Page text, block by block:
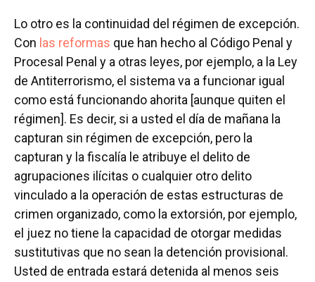
Lo otro es la continuidad del régimen de excepción.
Con las reformas que han hecho al Código Penal y
Procesal Penal y a otras leyes, por ejemplo, a la Ley
de Antiterrorismo, el sistema va a funcionar igual
como está funcionando ahorita [aunque quiten el
régimen]. Es decir, si a usted el día de mañana la
capturan sin régimen de excepción, pero la
capturan y la fiscalía le atribuye el delito de
agrupaciones ilícitas o cualquier otro delito
vinculado a la operación de estas estructuras de
crimen organizado, como la extorsión, por ejemplo,
el juez no tiene la capacidad de otorgar medidas
sustitutivas que no sean la detención provisional.
Usted de entrada estará detenida al menos seis